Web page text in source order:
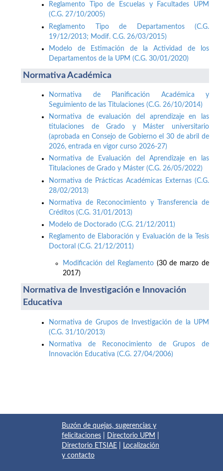
Reglamento Tipo de Escuelas y Facultades UPM
(C.G. 27/10/2005)
Reglamento Tipo de Departamentos (C.G.
19/12/2013; Modif. C.G. 26/03/2015)
Modelo de Estimación de la Actividad de los
Departamentos de la UPM (C.G. 30/01/2020)
Normativa Académica
Normativa de Planificación Académica y
Seguimiento de las Titulaciones (C.G. 26/10/2014)
Normativa de evaluación del aprendizaje en las
titulaciones de Grado y Máster universitario
(aprobada en Consejo de Gobierno el 30 de abril de
2026, entrada en vigor curso 2026-27)
Normativa de Evaluación del Aprendizaje en las
Titulaciones de Grado y Máster (C.G. 26/05/2022)
Normativa de Prácticas Académicas Externas (C.G.
28/02/2013)
Normativa de Reconocimiento y Transferencia de
Créditos (C.G. 31/01/2013)
Modelo de Doctorado (C.G. 21/12/2011)
Reglamento de Elaboración y Evaluación de la Tesis
Doctoral (C.G. 21/12/2011)
Modificación del Reglamento(30 de marzo de
2017)
Normativa de Investigación e Innovación
Educativa
Normativa de Grupos de Investigación de la UPM
(C.G. 31/10/2013)
Normativa de Reconocimiento de Grupos de
Innovación Educativa (C.G. 27/04/2006)
Buzón de quejas, sugerencias y
felicitaciones
Directorio UPM
Directorio ETSIAE
Localización
y contacto